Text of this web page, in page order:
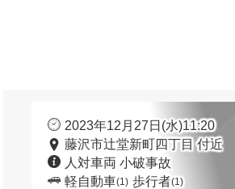
2023年12月27日(水)11:20
藤沢市辻堂新町四丁目 付近
人対車両 小破事故
軽自動車(1) 歩行者(1)